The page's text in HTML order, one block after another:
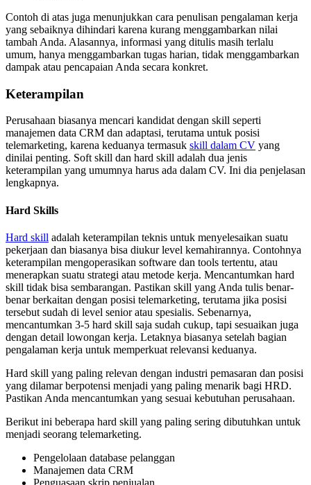
Contoh di atas juga menunjukkan cara penulisan pengalaman kerja
yang sebaiknya dihindari karena kurang menggambarkan nilai
tambah Anda. Alasannya, informasi yang ditulis masih terlalu
umum, hanya menggambarkan tugas harian, tidak menggambarkan
dampak atau pencapaian Anda secara konkret.
Keterampilan
Perusahaan biasanya mencari kandidat dengan skill seperti
manajemen data CRM dan adaptasi, terutama untuk posisi
telemarketing, karena keduanya termasuk skill dalam CV yang
dinilai penting. Soft skill dan hard skill adalah dua jenis
keterampilan yang umumnya harus ada dalam CV. Ini dia penjelasan
lengkapnya.
Hard Skills
Hard skill adalah keterampilan teknis untuk menyelesaikan suatu
pekerjaan dan biasanya bisa diukur level kemahirannya. Contohnya
keterampilan mengoperasikan software dan tools tertentu, atau
menerapkan suatu strategi atau metode kerja. Mencantumkan hard
skill tidak bisa sembarangan. Pastikan skill yang Anda tulis benar-
benar berkaitan dengan posisi telemarketing, terutama jika posisi
tersebut sudah di level senior atau spesialis. Sebenarnya,
mencantumkan 3-5 hard skill saja sudah cukup, tapi sesuaikan juga
dengan detail lowongan kerja. Letaknya biasanya setelah bagian
pengalaman kerja untuk memperkuat relevansi keduanya.
Hard skill yang paling relevan dengan industri pemasaran dan posisi
yang dilamar berpotensi menjadi yang paling menarik bagi HRD.
Pastikan Anda mencantumkan yang sesuai kebutuhan perusahaan.
Berikut ini beberapa hard skill yang paling sering dibutuhkan untuk
menjadi seorang telemarketing.
Pengelolaan database pelanggan
Manajemen data CRM
Penguasaan skrip penjualan